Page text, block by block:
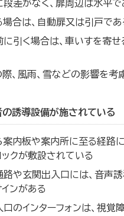
段差がなく、扉周辺は水平で
場合は、自動扉又は引戸であ
に引く場合は、車いすを寄せ
際、風雨、雪などの影響を考
誘導設備が施されている
案内板や案内所に至る経路
クが敷設されている
路や玄関出入口には、音声
ンがある
のインターフォンは、視覚